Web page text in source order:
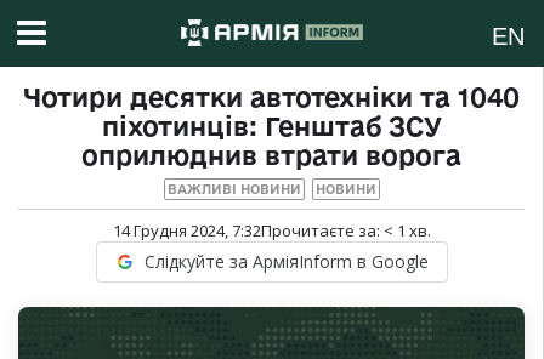
EN
Чотири десятки автотехніки та 1040
піхотинців: Генштаб ЗСУ
оприлюднив втрати ворога
ВАЖЛИВІ НОВИНИ НОВИНИ
14 Грудня 2024, 7:32Прочитаєте за: < 1 хв.
Слідкуйте за АрміяInform в Google